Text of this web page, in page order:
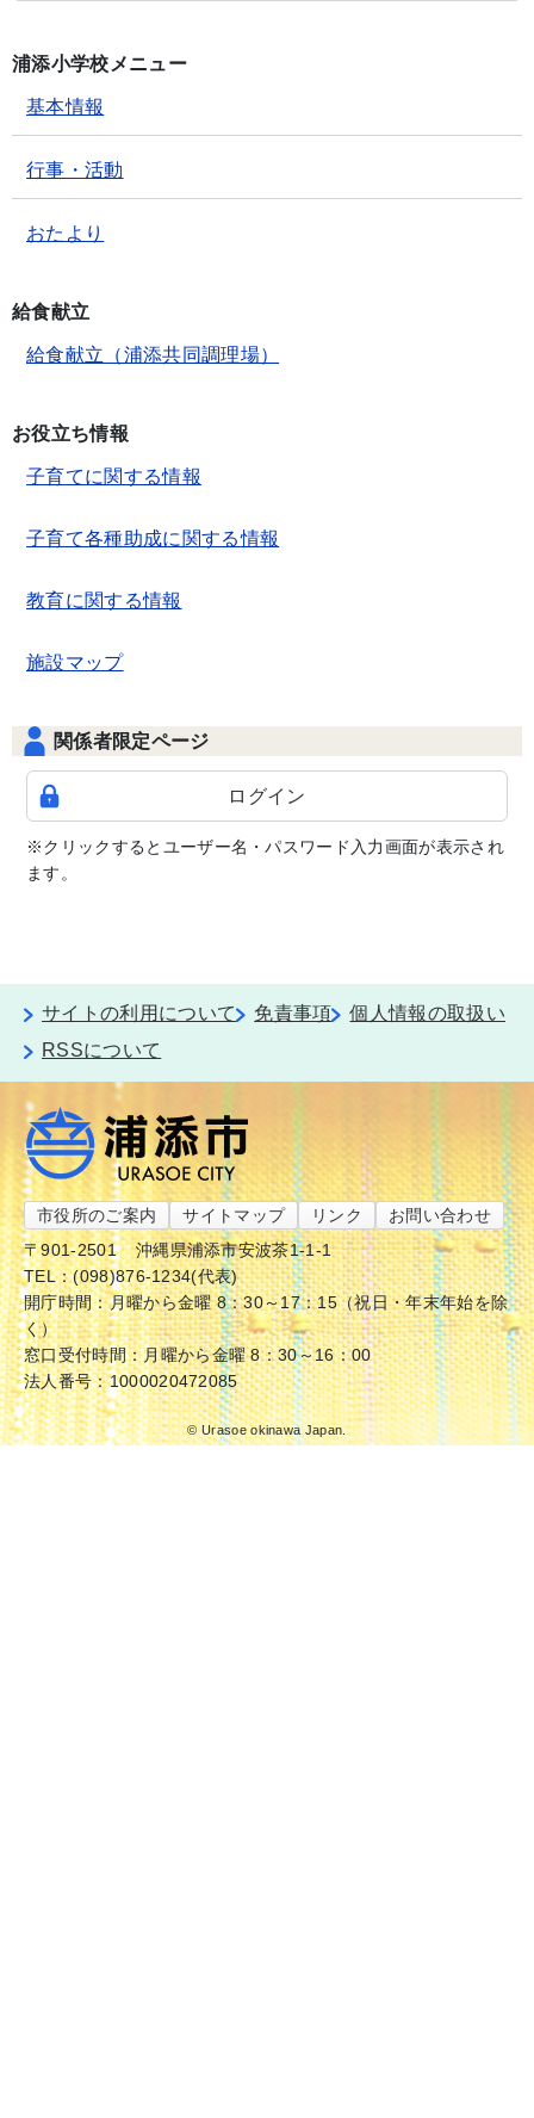
浦添小学校メニュー
基本情報
行事・活動
おたより
給食献立
給食献立（浦添共同調理場）
お役立ち情報
子育てに関する情報
子育て各種助成に関する情報
教育に関する情報
施設マップ
関係者限定ページ
ログイン
※クリックするとユーザー名・パスワード入力画面が表示され
ます。
サイトの利用について 免責事項
個人情報の取扱い
RSSについて
市役所のご案内 サイトマップ リンク
お問い合わせ
〒901-2501
沖縄県浦添市安波茶1-1-1
TEL：(098)876-1234(代表)
開庁時間：月曜から金曜 8：30～17：15（祝日・年末年始を除
く）
窓口受付時間：月曜から金曜 8：30～16：00
法人番号：1000020472085
© Urasoe okinawa Japan.